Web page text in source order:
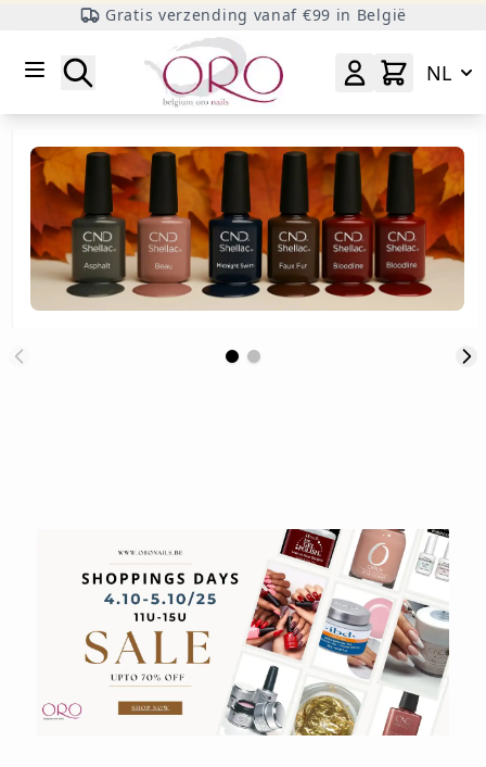
Gratis verzending vanaf €99 in België
Zoeken
NL